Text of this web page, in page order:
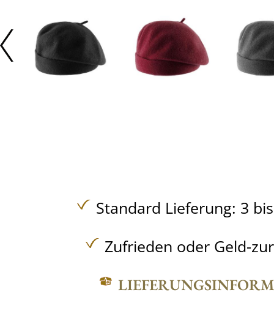
Standard Lieferung: 3
Zufrieden oder Geld-